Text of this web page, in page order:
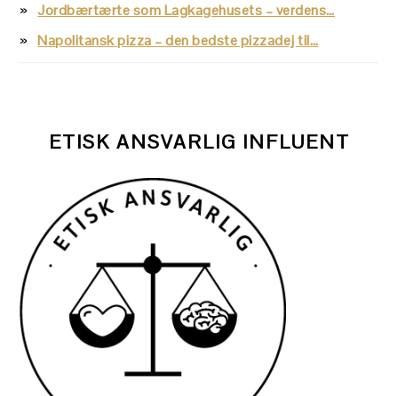
Jordbærtærte som Lagkagehusets – verdens…
Napolitansk pizza – den bedste pizzadej til…
ETISK ANSVARLIG INFLUENT